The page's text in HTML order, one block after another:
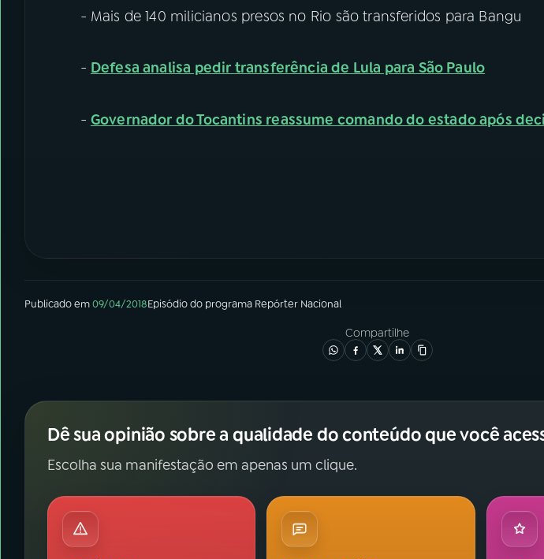
- Mais de 140 milicianos presos no Rio são transferidos para Bangu
- Defesa analisa pedir transferência de Lula para São Paulo
- Governador do Tocantins reassume comando do estado após
Publicado em09/04/2018Episódiodo programa Repórter Nacional
Compartilhe
Dê sua opinião sobre a qualidade do conteúdo que você
Escolha sua manifestação em apenas um clique.